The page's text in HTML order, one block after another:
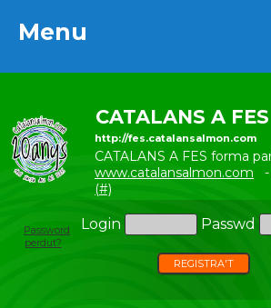
Menu
CATALANS A FES
http://fes.catalansalmon.com
CATALANS A FES forma
www.catalansalmon.com -
(#)
Login Passwd
Password
perdut?
REGISTRA'T
Menu